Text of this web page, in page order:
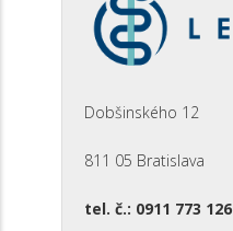
Dobšinského 12
811 05 Bratislava
tel. č.: 0911 773 126